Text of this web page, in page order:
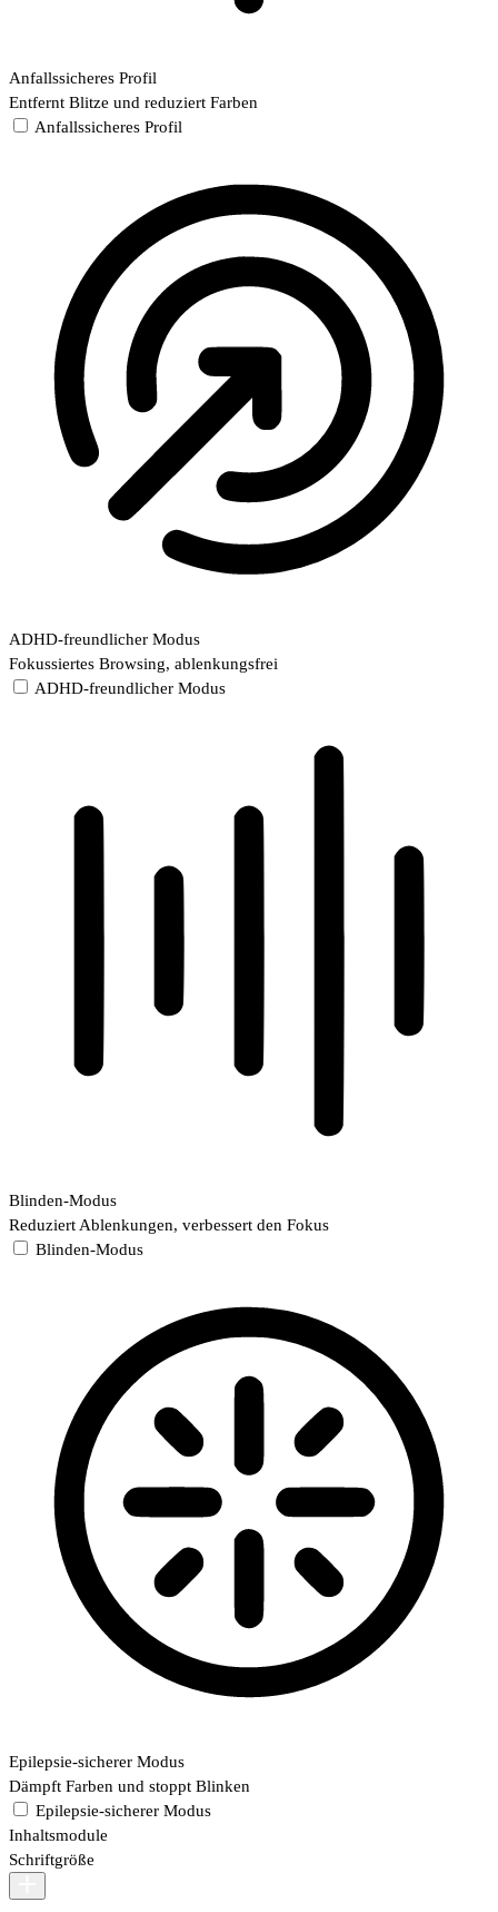
Anfallssicheres Profil
Entfernt Blitze und reduziert Farben
Anfallssicheres Profil
ADHD-freundlicher Modus
Fokussiertes Browsing, ablenkungsfrei
ADHD-freundlicher Modus
Blinden-Modus
Reduziert Ablenkungen, verbessert den Fokus
Blinden-Modus
Epilepsie-sicherer Modus
Dämpft Farben und stoppt Blinken
Epilepsie-sicherer Modus
Inhaltsmodule
Schriftgröße